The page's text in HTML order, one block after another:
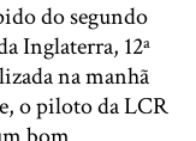
do segundo
Inglaterra, 12ª
na manhã
o piloto da LCR